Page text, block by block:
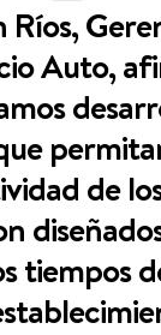
Ríos,
Auto,
de
tiempos